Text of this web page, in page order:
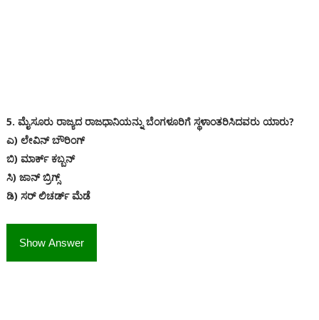
5. ಮೈಸೂರು ರಾಜ್ಯದ ರಾಜಧಾನಿಯನ್ನು ಬೆಂಗಳೂರಿಗೆ ಸ್ಥಳಾಂತರಿಸಿದವರು ಯಾರು?
ಎ) ಲೇವಿನ್ ಬೌರಿಂಗ್
ಬಿ) ಮಾರ್ಕ್ ಕಬ್ಬನ್
ಸಿ) ಜಾನ್ ಬ್ರಿಗ್ಸ್
ಡಿ) ಸರ್ ಲಿಚರ್ಡ್ ಮೆಡೆ
Show Answer